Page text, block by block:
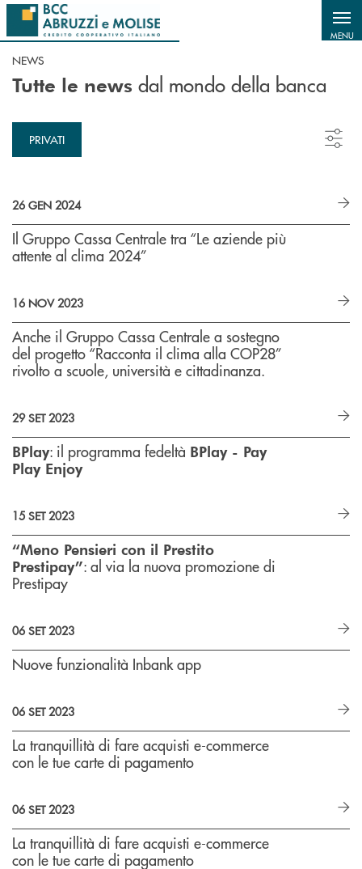
Salta al contenuto principale
MENU
NEWS
Tutte le news dal mondo della banca
PRIVATI
26 GEN 2024
Il Gruppo Cassa Centrale tra “Le aziende più
attente al clima 2024”
16 NOV 2023
Anche il Gruppo Cassa Centrale a sostegno
del progetto “Racconta il clima alla COP28”
rivolto a scuole, università e cittadinanza.
29 SET 2023
BPlay: il programma fedeltà BPlay - Pay
Play Enjoy
15 SET 2023
“Meno Pensieri con il Prestito
Prestipay”: al via la nuova promozione di
Prestipay
06 SET 2023
Nuove funzionalità Inbank app
06 SET 2023
La tranquillità di fare acquisti e-commerce
con le tue carte di pagamento
06 SET 2023
La tranquillità di fare acquisti e-commerce
con le tue carte di pagamento